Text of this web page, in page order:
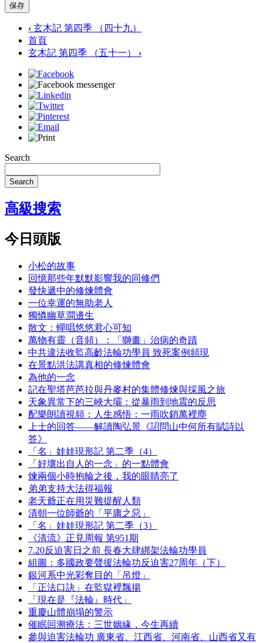
保存
‹ 玄木記 第四季 （四十九）
首頁
玄木記 第四季 （五十一） ›
Search
Search
高級搜索
今日頭版
小松的故事
回憶那些年默默影響我的同修們
發快遞中的修煉體會
一位幸運的無助老人
獨憐幽草澗邊生
散文：蟬唱悠悠君心可知
萬物有靈（音頻）：「獅畫」治病的奇蹟
中共違法收監高齡法輪功學員 致死案例頻現
在景點洪法講真相的修煉體會
為他的一念
記在聖塔芭芭拉與丹麥村的集體修煉與採風之旅
天象異常下的三峽大壩：從暴雨到地震的反思
配樂朗讀視頻：人生感悟：一雨吹銷萬裡塵
上士的回答——解讀陶弘景《詔問山中何所有賦詩以
答》
「名」娃娃現形記 第二季（4）
「好壞出自人的一念」的一點體會
煉兩個小時抱輪之後，我的眼睛亮了
弟弟支持大法得福報
老天爺正在用災難提醒人類
清朝一位師爺的「平庸之惡」
「名」娃娃現形記 第二季（3）
《清流》正見周報 第951期
7.20反迫害日之前 長春大肆綁架法輪功學員
組圖：多國政要聲援法輪功反迫害27周年（下）
銀河系中光彩奪目的「吊燈」
「正法口訣」在監獄裡飄揚
「現在是『法輪』時代」
重慶山體崩塌的警示
催眠回溯療法：三世姻緣，今生再續
參與迫害法輪功 廣東省、江西省、河南省、山西省又有